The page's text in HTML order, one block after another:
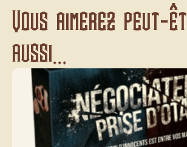
Vous aimerez peut-
aussi...